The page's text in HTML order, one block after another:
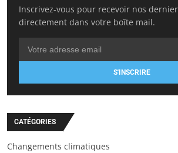
Inscrivez-vous pour recevoir nos
directement dans votre boîte mail.
S'INSCRIRE
CATÉGORIES
Changements climatiques